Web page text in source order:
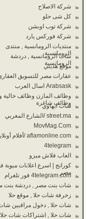
شركة الاصلاح
كل شى حلو
شركة توب اوبشن
شركة فوركس يارد
منتديات الرومانسية , منتدى
الرومانسية
شات الرومانسية , دردشة
الرومانسية
موقع هديتي
عقارات مصر للتسويق العقاري
Arabsask اسال العرب
وظائف المازن وظائف خالية و
وظائف شاغرة
شات ابهاوي
street.ma /الشارع المغربي
MovMag.Com
aflamonline.com /أفلام أونلاين
4telegram
العاب فلاش ميزو
كورانج | اسرع اعلانات مبوبة في
مصر
4telegram.com فور تلغرام
شات بنت مصر , دردشة بنت
زخرفة شات حلا , موقع حلا
شات حلا , دخول مراقبين شات
شات حلا , اشتراكات شات حلا